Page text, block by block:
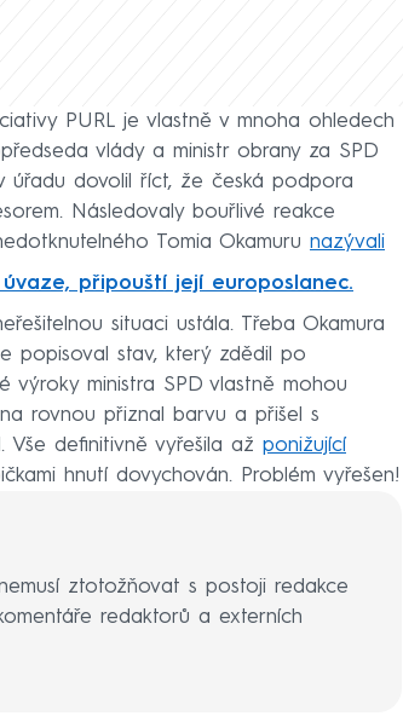
PURL je vlastně v mnoha ohledech
vlády a ministr obrany za SPD
úřadu dovolil říct, že česká podpora
Následovaly bouřlivé reakce
Tomia Okamuru nazývali
připouští její europoslanec.
situaci ustála. Třeba Okamura
popisoval stav, který zdědil po
výroky ministra SPD vlastně mohou
rovnou přiznal barvu a přišel s
Vše definitivně vyřešila až ponižující
hnutí dovychován. Problém vyřešen!
ztotožňovat s postoji redakce
redaktorů a externích